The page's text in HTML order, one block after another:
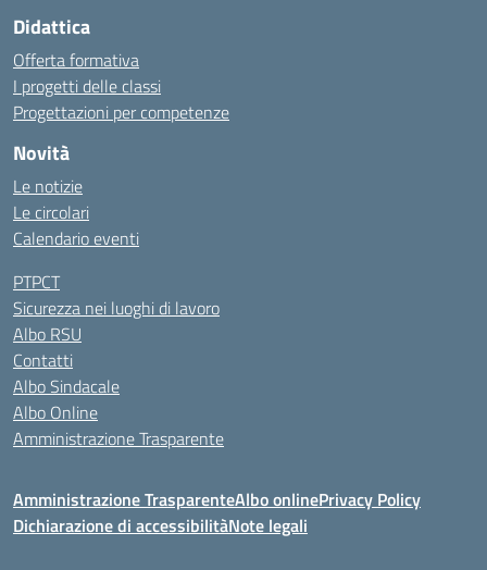
Didattica
Offerta formativa
I progetti delle classi
Progettazioni per competenze
Novità
Le notizie
Le circolari
Calendario eventi
PTPCT
Sicurezza nei luoghi di lavoro
Albo RSU
Contatti
Albo Sindacale
Albo Online
Amministrazione Trasparente
Amministrazione TrasparenteAlbo onlinePrivacy Policy
Dichiarazione di accessibilitàNote legali